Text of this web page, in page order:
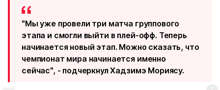
"Мы уже провели три матча группового
этапа и смогли выйти в плей-офф. Теперь
начинается новый этап. Можно сказать, что
чемпионат мира начинается именно
сейчас", - подчеркнул Хадзимэ Мориясу.